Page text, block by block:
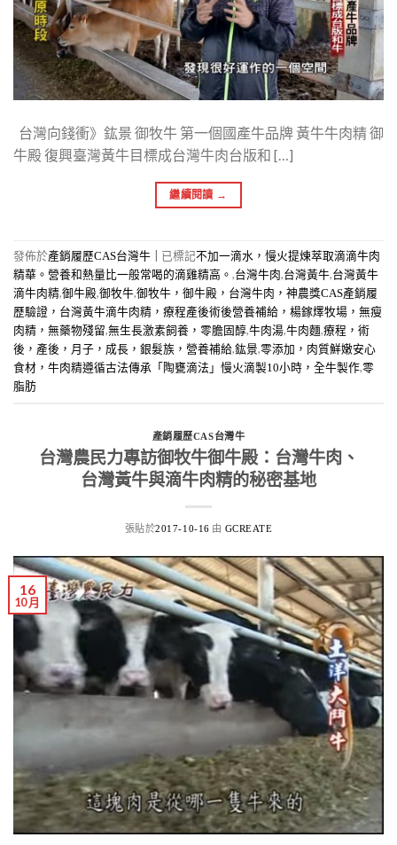
台灣向錢衝》鈜景 御牧牛 第一個國產牛品牌 黃牛牛肉精 御
牛殿 復興臺灣黃牛目標成台灣牛肉台版和 […]
繼續閱讀 →
發佈於產銷履歷CAS台灣牛 已標記不加一滴水，慢火提煉萃取滴滴牛肉
精華。營養和熱量比一般常喝的滴雞精高。 ,台灣牛肉,台灣黃牛,台灣黃牛
滴牛肉精,御牛殿,御牧牛,御牧牛，御牛殿，台灣牛肉，神農獎CAS產銷履
歷驗證，台灣黃牛滴牛肉精，療程產後術後營養補給，楊鎵燡牧場，無瘦
肉精，無藥物殘留,無生長激素飼養，零膽固醇,牛肉湯,牛肉麵,療程，術
後，產後，月子，成長，銀髮族，營養補給,鈜景,零添加，肉質鮮嫩安心
食材，牛肉精遵循古法傳承「陶甕滴法」慢火滴製10小時，全牛製作,零
脂肪
產銷履歷CAS台灣牛
台灣農民力專訪御牧牛御牛殿：台灣牛肉、
台灣黃牛與滴牛肉精的秘密基地
張貼於2017-10-16 由 GCREATE
16
10 月